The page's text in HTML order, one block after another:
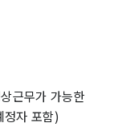
근무가 가능한
정자 포함)